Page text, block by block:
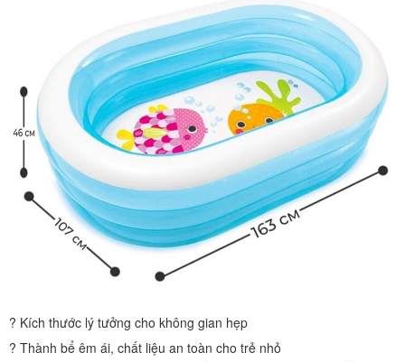
? Kích thước lý tưởng cho không gian hẹp
? Thành bể êm ái, chất liệu an toàn cho trẻ nhỏ